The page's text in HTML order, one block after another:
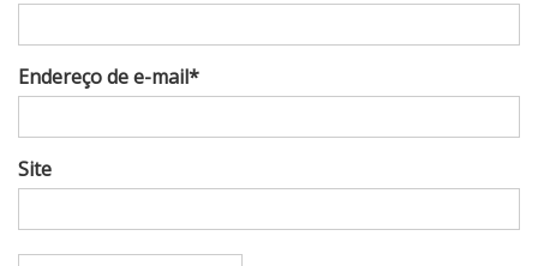
Endereço de e-mail*
Site